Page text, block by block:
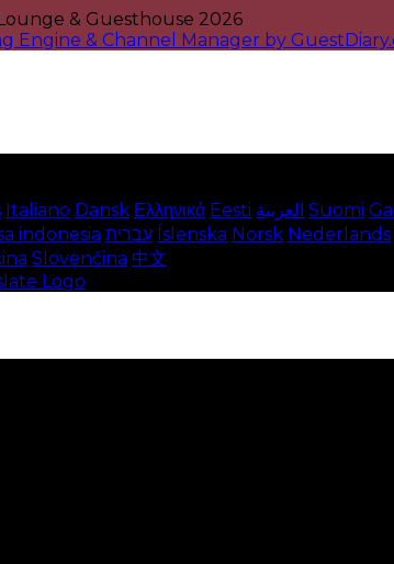
& Guesthouse 2026
Engine & Channel Manager by
Italiano Dansk Ελληνικά Eesti العربية Suomi
indonesia עברית Íslenska Norsk Nederlands
Slovenčina 中文